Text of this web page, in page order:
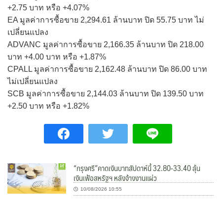
+2.75 บาท หรือ +4.07%
EA มูลค่าการซื้อขาย 2,294.61 ล้านบาท ปิด 55.75 บาท ไม่
เปลี่ยนแปลง
ADVANC มูลค่าการซื้อขาย 2,166.35 ล้านบาท ปิด 218.00
บาท +4.00 บาท หรือ +1.87%
CPALL มูลค่าการซื้อขาย 2,162.48 ล้านบาท ปิด 86.00 บาท
ไม่เปลี่ยนแปลง
SCB มูลค่าการซื้อขาย 2,144.03 ล้านบาท ปิด 139.50 บาท
+2.50 บาท หรือ +1.82%
“กรุงศรี”คาดเงินบาทสัปดาห์นี้ 32.80-33.40 ลุ้น
เงินเฟ้อสหรัฐฯ หลังจ้างงานแผ่ว
10/08/2026 10:55